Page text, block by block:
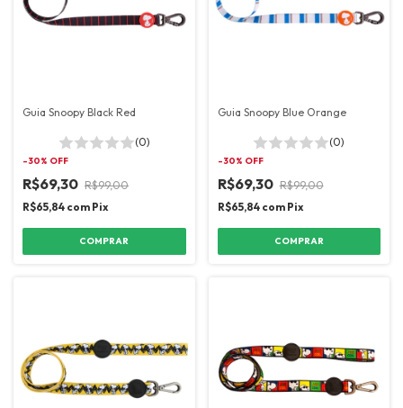
Guia Snoopy Black Red
(0)
-30% OFF
R$69,30 R$99,00
R$65,84 com Pix
COMPRAR
Guia Snoopy Blue Orange
(0)
-30% OFF
R$69,30 R$99,00
R$65,84 com Pix
COMPRAR